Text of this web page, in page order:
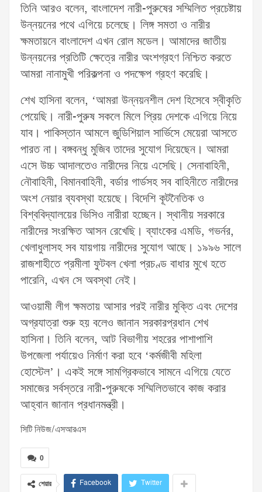
তিনি আরও বলেন, বাংলাদেশ নারী-পুরুষের সম্মিলিত প্রচেষ্টায়
উন্নয়নের পথে এগিয়ে চলেছে। লিঙ্গ সমতা ও নারীর
ক্ষমতায়নে বাংলাদেশ এখন রোল মডেল। আমাদের জাতীয়
উন্নয়নের প্রতিটি ক্ষেত্রে নারীর অংশগ্রহণ নিশ্চিত করতে
আমরা নানামুখী পরিকল্পনা ও পদক্ষেপ গ্রহণ করেছি।
শেখ হাসিনা বলেন, ‘আমরা উন্নয়নশীল দেশ হিসেবে স্বীকৃতি
পেয়েছি। নারী-পুরুষ সকলে মিলে প্রিয় দেশকে এগিয়ে নিয়ে
যাব। পাকিস্তান আমলে জুডিশিয়াল সার্ভিসে মেয়েরা আসতে
পারত না। বঙ্গবন্ধু মুজিব তাদের সুযোগ দিয়েছেন। আমরা
এসে উচ্চ আদালতেও নারীদের নিয়ে এসেছি। সেনাবাহিনী,
নৌবাহিনী, বিমানবাহিনী, বর্ডার গার্ডসহ সব বাহিনীতে নারীদের
অংশ নেয়ার ব্যবস্থা হয়েছে। বিদেশি কূটনৈতিক ও
বিশ্ববিদ্যালয়ের ভিসিও নারীরা হচ্ছেন। স্থানীয় সরকারে
নারীদের সংরক্ষিত আসন রেখেছি। ব্যাংকের এমডি, গভর্নর,
খেলাধুলাসহ সব যায়গায় নারীদের সুযোগ আছে। ১৯৯৬ সালে
রাজশাহীতে প্রমীলা ফুটবল খেলা প্রচণ্ড বাধার মুখে হতে
পারেনি, এখন সে অবস্থা নেই।
আওয়ামী লীগ ক্ষমতায় আসার পরই নারীর মুক্তি এবং দেশের
অগ্রযাত্রা শুরু হয় বলেও জানান সরকারপ্রধান শেখ
হাসিনা। তিনি বলেন, আট বিভাগীয় শহরের পাশাপাশি
উপজেলা পর্যায়েও নির্মাণ করা হবে ‘কর্মজীবী মহিলা
হোস্টেল’। একই সঙ্গে সামগ্রিকভাবে সামনে এগিয়ে যেতে
সমাজের সর্বস্তরে নারী-পুরুষকে সম্মিলিতভাবে কাজ করার
আহ্বান জানান প্রধানমন্ত্রী।
সিটি নিউজ/এসআরএস
0
শেয়ার Facebook Twitter